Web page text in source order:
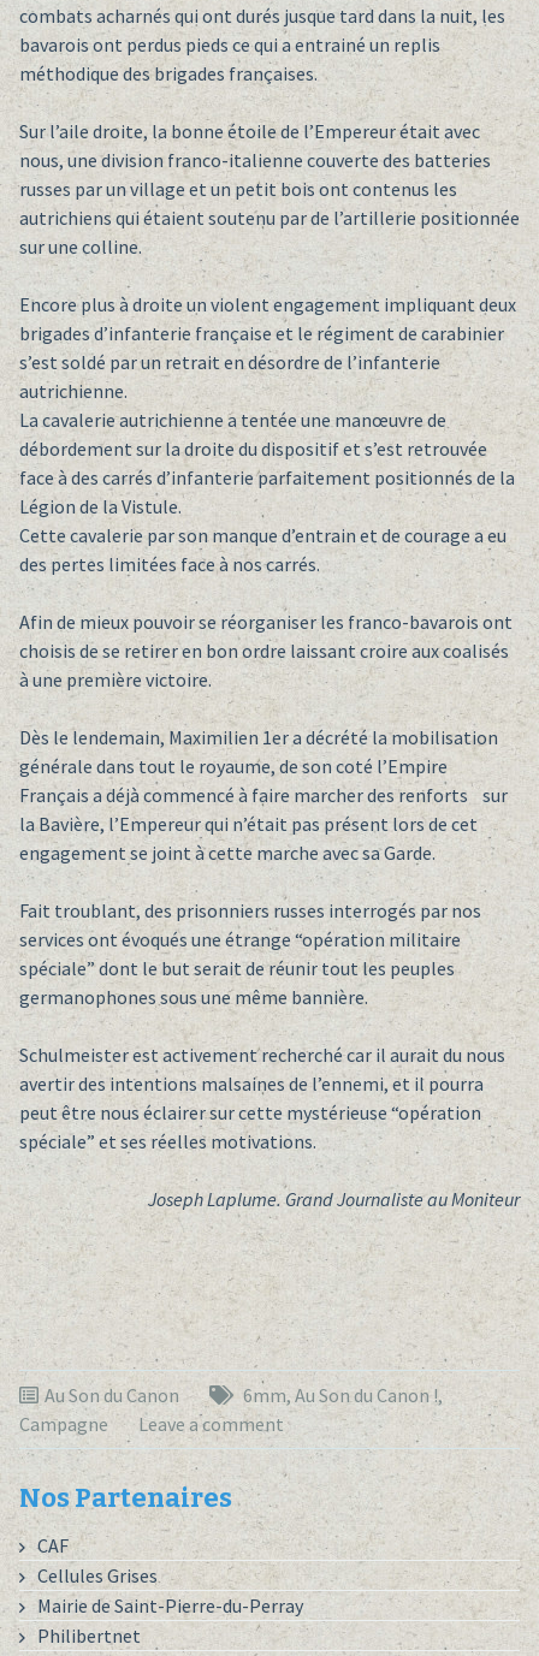
combats acharnés qui ont durés jusque tard dans la nuit, les
bavarois ont perdus pieds ce qui a entrainé un replis
méthodique des brigades françaises.
Sur l’aile droite, la bonne étoile de l’Empereur était avec
nous, une division franco-italienne couverte des batteries
russes par un village et un petit bois ont contenus les
autrichiens qui étaient soutenu par de l’artillerie positionnée
sur une colline.
Encore plus à droite un violent engagement impliquant deux
brigades d’infanterie française et le régiment de carabinier
s’est soldé par un retrait en désordre de l’infanterie
autrichienne.
La cavalerie autrichienne a tentée une manœuvre de
débordement sur la droite du dispositif et s’est retrouvée
face à des carrés d’infanterie parfaitement positionnés de la
Légion de la Vistule.
Cette cavalerie par son manque d’entrain et de courage a eu
des pertes limitées face à nos carrés.
Afin de mieux pouvoir se réorganiser les franco-bavarois ont
choisis de se retirer en bon ordre laissant croire aux coalisés
à une première victoire.
Dès le lendemain, Maximilien 1er a décrété la mobilisation
générale dans tout le royaume, de son coté l’Empire
Français a déjà commencé à faire marcher des renforts sur
la Bavière, l’Empereur qui n’était pas présent lors de cet
engagement se joint à cette marche avec sa Garde.
Fait troublant, des prisonniers russes interrogés par nos
services ont évoqués une étrange “opération militaire
spéciale” dont le but serait de réunir tout les peuples
germanophones sous une même bannière.
Schulmeister est activement recherché car il aurait du nous
avertir des intentions malsaines de l’ennemi, et il pourra
peut être nous éclairer sur cette mystérieuse “opération
spéciale” et ses réelles motivations.
Joseph Laplume. Grand Journaliste au Moniteur
Au Son du Canon 6mm, Au Son du Canon !,
Campagne
Leave a comment
Nos Partenaires
CAF
Cellules Grises
Mairie de Saint-Pierre-du-Perray
Philibertnet